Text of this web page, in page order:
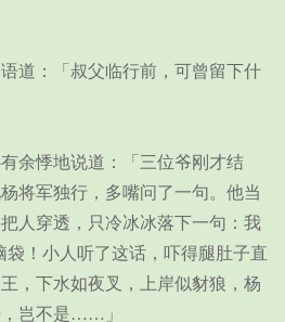
：「叔父临行前，可曾留下什
悸地说道：「三位爷刚才结
将军独行，多嘴问了一句。他当
人穿透，只冷冰冰落下一句：我
袋！小人听了这话，吓得腿肚子直
，下水如夜叉，上岸似豺狼，杨
岂不是……」